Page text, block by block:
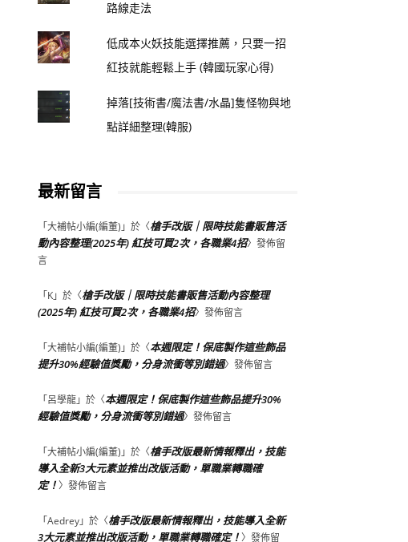
路線走法
低成本火妖技能選擇推薦，只要一招
紅技就能輕鬆上手 (韓國玩家心得)
掉落[技術書/魔法書/水晶]隻怪物與地
點詳細整理(韓服)
最新留言
「大補帖小編(編董) 」於〈槍手改版｜限時技能書販售活
動內容整理(2025年) 紅技可買2次，各職業4招〉發佈留
言
「K」於〈槍手改版｜限時技能書販售活動內容整理
(2025年) 紅技可買2次，各職業4招〉發佈留言
「大補帖小編(編董) 」於〈本週限定！保底製作這些飾品
提升30%經驗值獎勵，分身流衝等別錯過〉發佈留言
「呂學龍」於〈本週限定！保底製作這些飾品提升30%
經驗值獎勵，分身流衝等別錯過〉發佈留言
「大補帖小編(編董) 」於〈槍手改版最新情報釋出，技能
導入全新3大元素並推出改版活動，單職業轉職確
定！〉發佈留言
「Aedrey」於〈槍手改版最新情報釋出，技能導入全新
3大元素並推出改版活動，單職業轉職確定！〉發佈留